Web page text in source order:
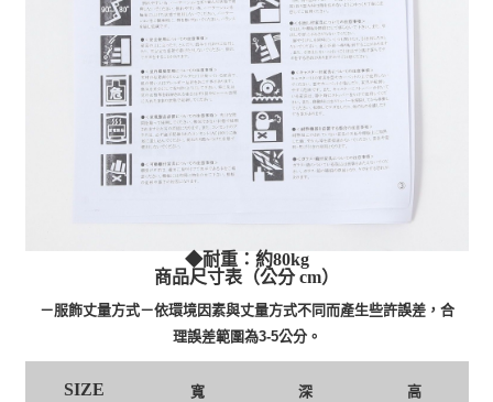
◆耐重：約80kg
商品尺寸表（公分 cm）
－服飾丈量方式－依環境因素與丈量方式不同而產生些許誤差，合
理誤差範圍為3-5公分。
SIZE 寬 深 高